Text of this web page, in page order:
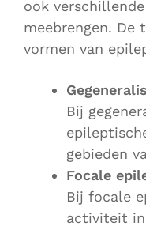
ook
meebrengen. De
vormen van
Bij
gebieden
Focale
Bij focale
activiteit in